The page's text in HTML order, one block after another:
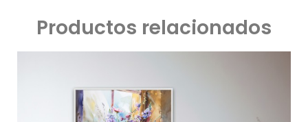
Productos relacionados